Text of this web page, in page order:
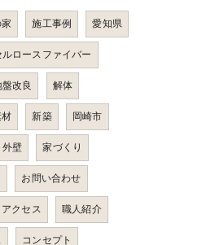
施工事例 愛知県
ルロースファイバー
盤改良 解体
新築 岡崎市
外壁 家づくり
お問い合わせ
アクセス 職人紹介
コンセプト